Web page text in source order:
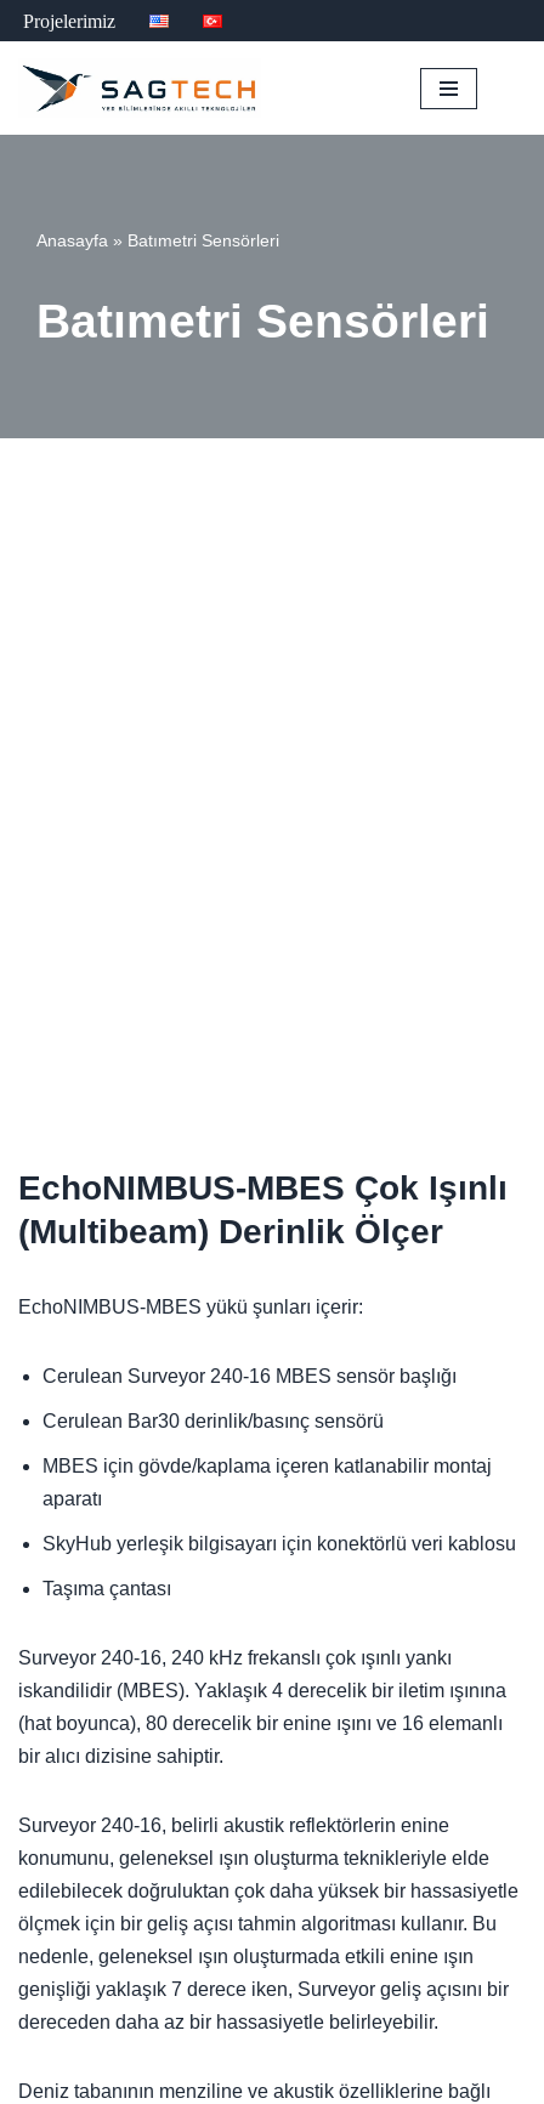
İçeriğe
geç
Projelerimiz
Anasayfa » Batımetri Sensörleri
Batımetri Sensörleri
EchoNIMBUS-MBES Çok Işınlı
(Multibeam) Derinlik Ölçer
EchoNIMBUS-MBES yükü şunları içerir:
Cerulean Surveyor 240-16 MBES sensör başlığı
Cerulean Bar30 derinlik/basınç sensörü
MBES için gövde/kaplama içeren katlanabilir montaj
aparatı
SkyHub yerleşik bilgisayarı için konektörlü veri kablosu
Taşıma çantası
Surveyor 240-16, 240 kHz frekanslı çok ışınlı yankı
iskandilidir (MBES). Yaklaşık 4 derecelik bir iletim ışınına
(hat boyunca), 80 derecelik bir enine ışını ve 16 elemanlı
bir alıcı dizisine sahiptir.
Surveyor 240-16, belirli akustik reflektörlerin enine
konumunu, geleneksel ışın oluşturma teknikleriyle elde
edilebilecek doğruluktan çok daha yüksek bir hassasiyetle
ölçmek için bir geliş açısı tahmin algoritması kullanır. Bu
nedenle, geleneksel ışın oluşturmada etkili enine ışın
genişliği yaklaşık 7 derece iken, Surveyor geliş açısını bir
dereceden daha az bir hassasiyetle belirleyebilir.
Deniz tabanının menziline ve akustik özelliklerine bağlı